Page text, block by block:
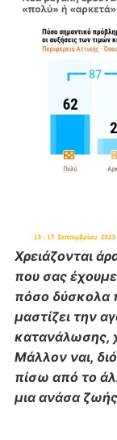
Χρειάζονται
που σας
πόσο δύσκολα
μαστίζει την
κατανάλωσης,
Μάλλον ναι,
πίσω από το
μια ανάσα